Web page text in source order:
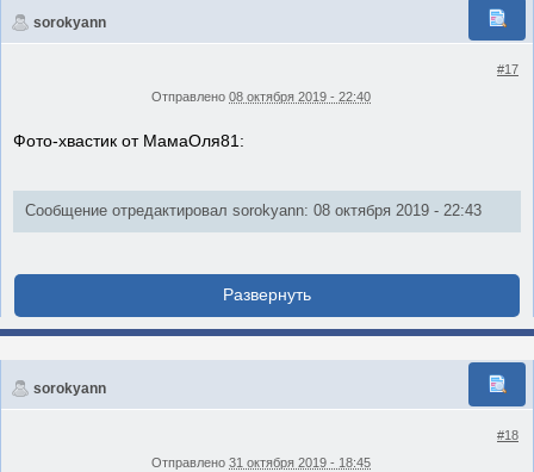
sorokyann
#17
Отправлено 08 октября 2019 - 22:40
Фото-хвастик от МамаОля81:
Сообщение отредактировал sorokyann: 08 октября 2019 - 22:43
sorokyann
#18
Отправлено 31 октября 2019 - 18:45